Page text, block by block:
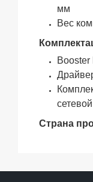
мм
Вес
Страна